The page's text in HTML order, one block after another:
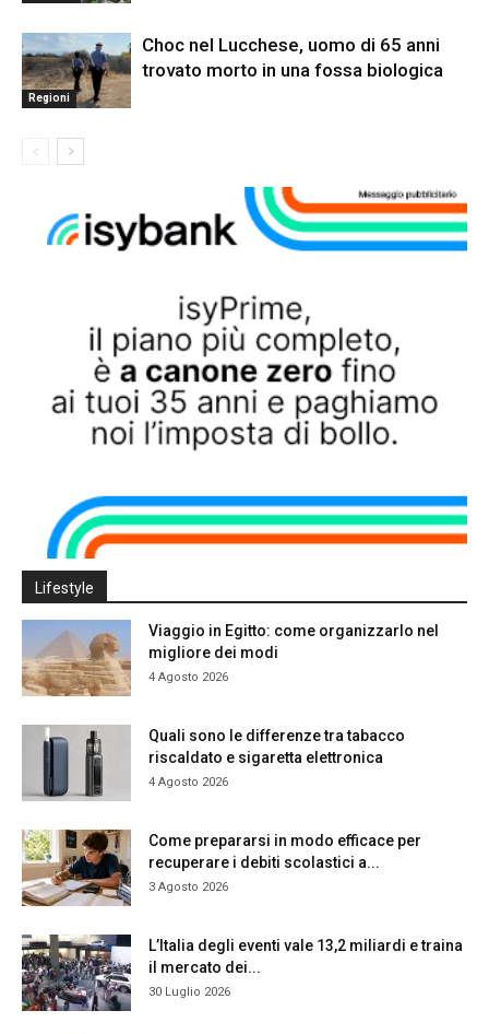
Regioni
Choc nel Lucchese, uomo di 65 anni
trovato morto in una fossa biologica
Lifestyle
Viaggio in Egitto: come organizzarlo nel
migliore dei modi
4 Agosto 2026
Quali sono le differenze tra tabacco
riscaldato e sigaretta elettronica
4 Agosto 2026
Come prepararsi in modo efficace per
recuperare i debiti scolastici a...
3 Agosto 2026
L’Italia degli eventi vale 13,2 miliardi e traina
il mercato dei...
30 Luglio 2026